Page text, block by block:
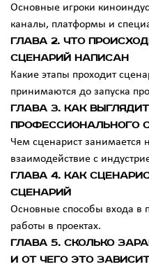
Основные игроки
каналы, платформы и
Глава 2. Что
сценарий написан
Какие этапы проходит
принимаются до запуска
Глава 3. Как
профессионального
Чем сценарист занимается
взаимодействие с
Глава 4. Как
сценарий
Основные способы входа в
работы в проектах.
Глава 5. Сколько
и от чего это зависит